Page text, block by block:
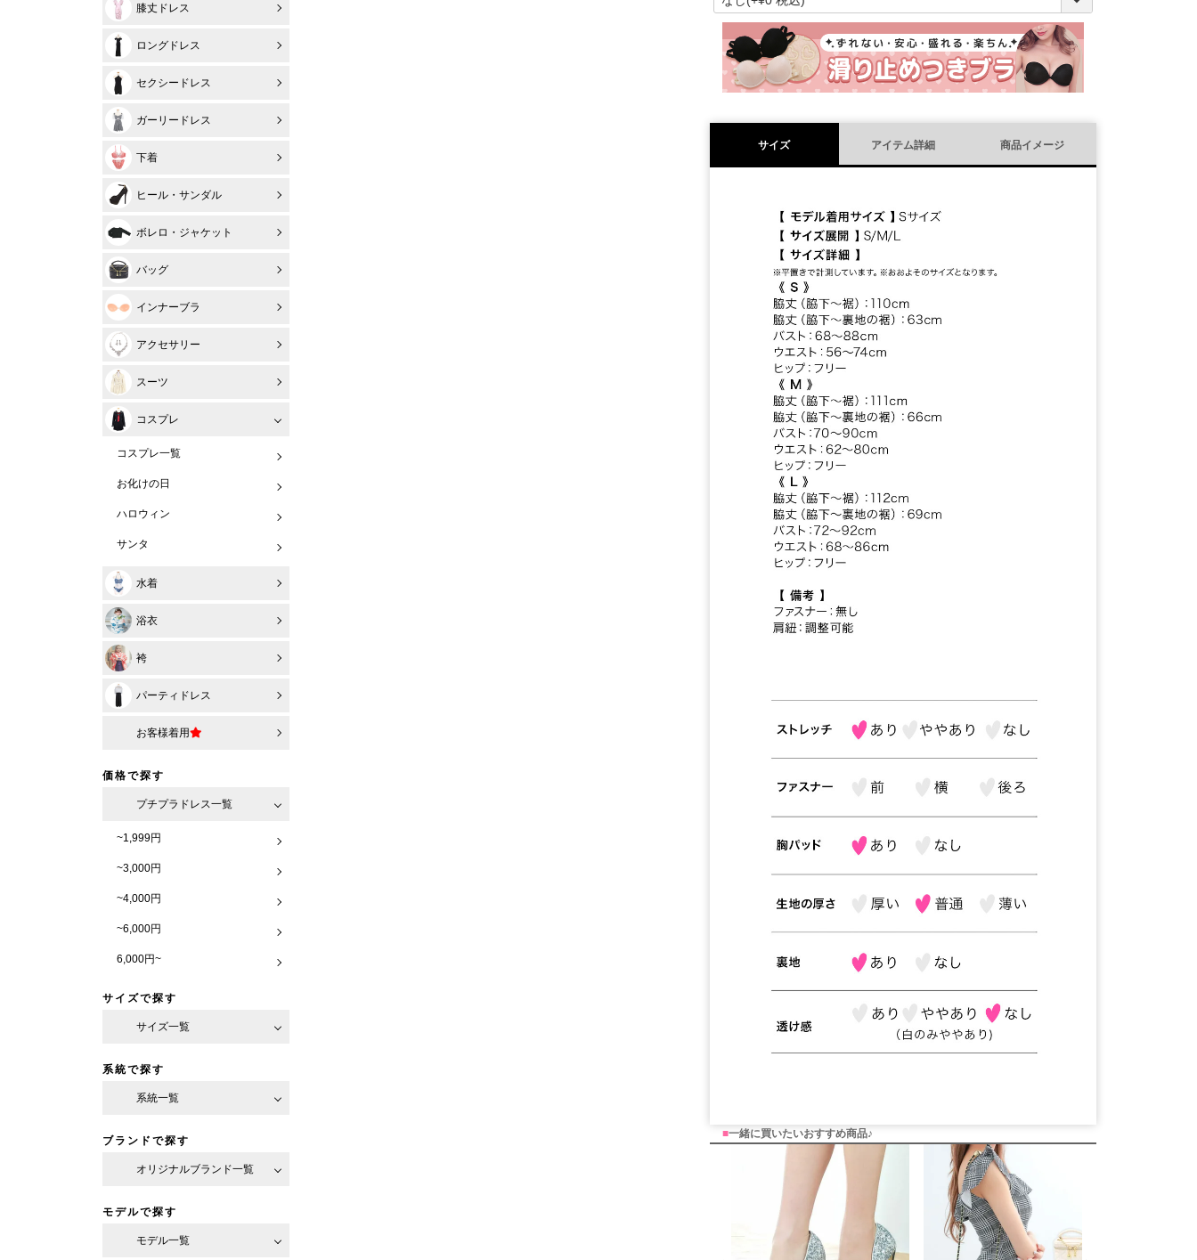
膝丈ドレス
ロングドレス
セクシードレス
ガーリードレス
下着
ヒール・サンダル
ボレロ・ジャケット
バッグ
インナーブラ
アクセサリー
スーツ
コスプレ
コスプレ一覧
お化けの日
ハロウィン
サンタ
水着
浴衣
袴
パーティドレス
お客様着用
価格で探す
プチプラドレス一覧
~1,999円
~3,000円
~4,000円
~6,000円
6,000円~
サイズで探す
サイズ一覧
系統で探す
系統一覧
ブランドで探す
オリジナルブランド一覧
モデルで探す
モデル一覧
須
)
サイズ アイテム詳細 商品イメージ
■一緒に買いたいおすすめ商品♪